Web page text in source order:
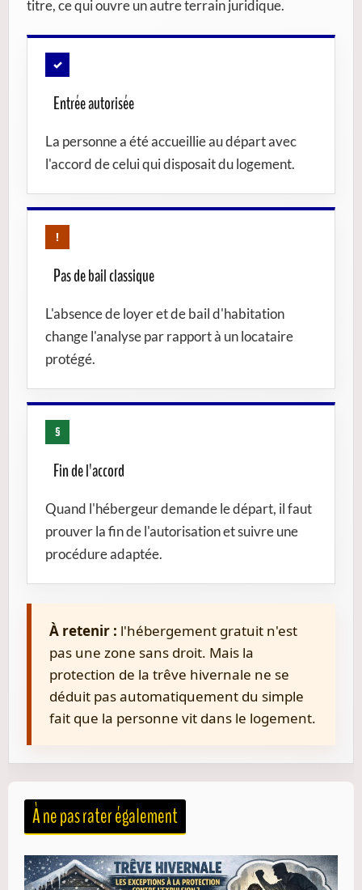
titre, ce qui ouvre un autre terrain juridique.
✓
Entrée autorisée
La personne a été accueillie au départ avec
l'accord de celui qui disposait du logement.
!
Pas de bail classique
L'absence de loyer et de bail d'habitation
change l'analyse par rapport à un locataire
protégé.
§
Fin de l'accord
Quand l'hébergeur demande le départ, il faut
prouver la fin de l'autorisation et suivre une
procédure adaptée.
À retenir : l'hébergement gratuit n'est
pas une zone sans droit. Mais la
protection de la trêve hivernale ne se
déduit pas automatiquement du simple
fait que la personne vit dans le logement.
À ne pas rater également